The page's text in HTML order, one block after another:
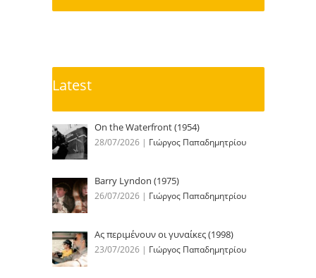
Latest
On the Waterfront (1954)
28/07/2026 | Γιώργος Παπαδημητρίου
Barry Lyndon (1975)
26/07/2026 | Γιώργος Παπαδημητρίου
Ας περιμένουν οι γυναίκες (1998)
23/07/2026 | Γιώργος Παπαδημητρίου